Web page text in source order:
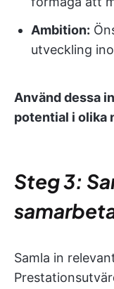
Ambition:
utveckling
Använd dessa
potential i olika
Steg 3:
Samla in